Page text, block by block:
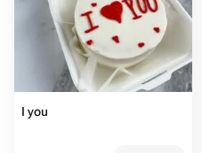
I you